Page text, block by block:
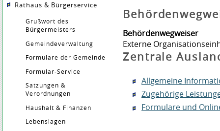
Rathaus & Bürgerservice
Grußwort des
Bürgermeisters
Gemeindeverwaltung
Formulare der Gemeinde
Formular-Service
Satzungen &
Verordnungen
Haushalt & Finanzen
Lebenslagen
Behördenwegweiser
Externe
Zentrale
Allgemeine
Zugehörige
Formulare und